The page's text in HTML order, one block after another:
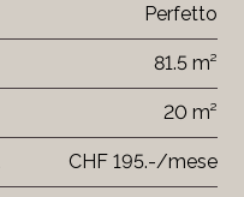
Perfetto
81.5 m²
20 m²
CHF 195.-/mese